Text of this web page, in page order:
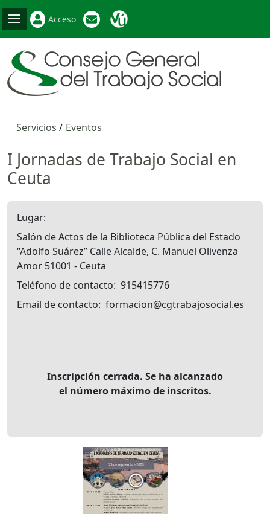
Acceso
Servicios Eventos
I Jornadas de Trabajo Social en
Ceuta
Lugar
Salón de Actos de la Biblioteca Pública del Estado
“Adolfo Suárez” Calle Alcalde, C. Manuel Olivenza
Amor 51001 - Ceuta
Teléfono de contacto 915415776
Email de contacto formacion@cgtrabajosocial.es
Inscripción cerrada. Se ha alcanzado
el número máximo de inscritos.